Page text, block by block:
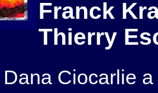
Franck
Thierry
Ciocarlie